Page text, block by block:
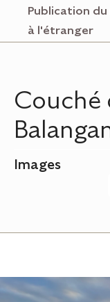
Publication
à l'étranger
Couché de
Couché
Images